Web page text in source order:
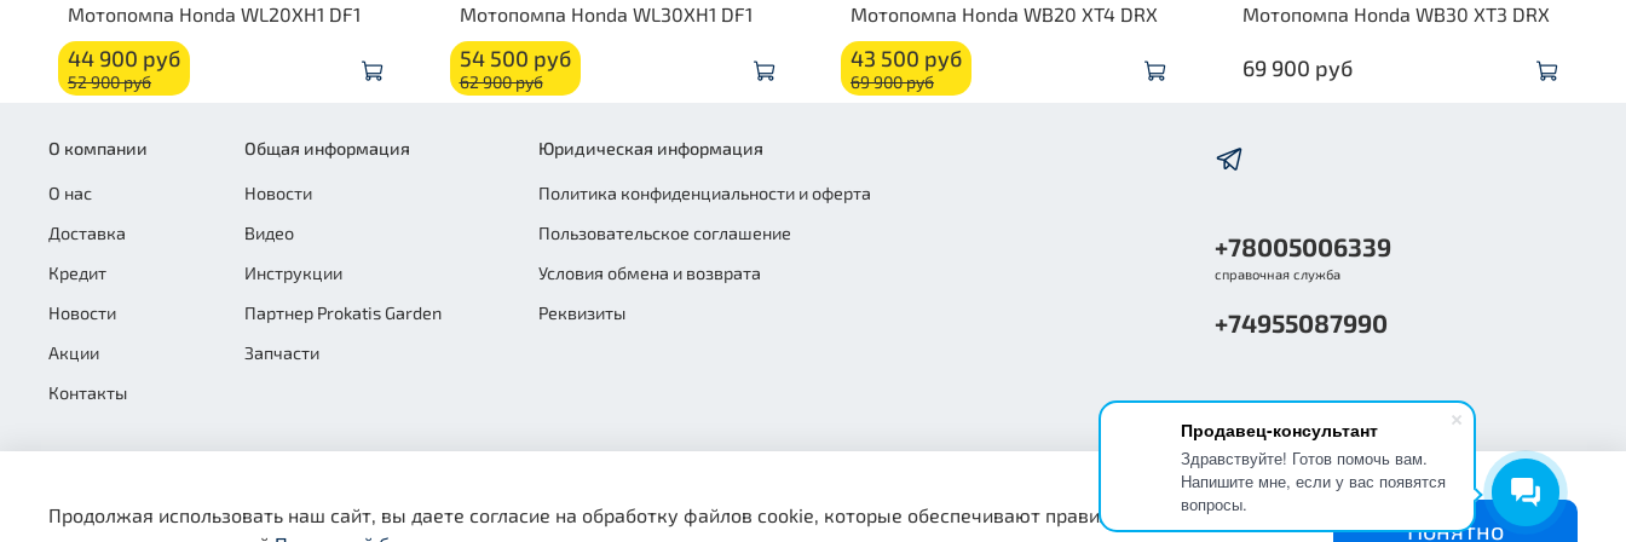
Продавец-консультант
Здравствуйте! Готов помочь вам.
Напишите мне, если у вас появятся
вопросы.
Мотопомпа Honda WL20XH1 DF1
44 900 руб
52 900 руб
Мотопомпа Honda WL30XH1 DF1
54 500 руб
62 900 руб
Мотопомпа Honda WB20 XT4 DRX
43 500 руб
69 900 руб
Мотопомпа Honda WB30 XT3 DRX
69 900 руб
О компании
О нас
Доставка
Кредит
Новости
Акции
Контакты
Общая информация
Новости
Видео
Инструкции
Партнер Prokatis Garden
Запчасти
Юридическая информация
Политика конфиденциальности и оферта
Пользовательское соглашение
Условия обмена и возврата
Реквизиты
+78005006339
справочная служба
+74955087990
Продолжая использовать наш сайт, вы даете согласие на обработку файлов cookie, которые обеспечивают правильную работу сайта
Понятно